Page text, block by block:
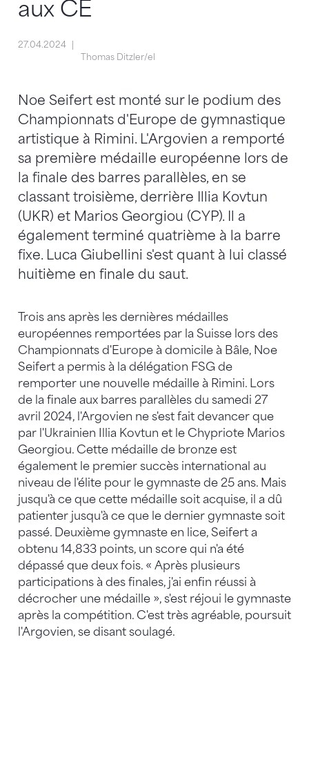
aux CE
27.04.2024
Thomas Ditzler/el
Noe Seifert est monté sur le podium des
Championnats d'Europe de gymnastique
artistique à Rimini. L'Argovien a remporté
sa première médaille européenne lors de
la finale des barres parallèles, en se
classant troisième, derrière Illia Kovtun
(UKR) et Marios Georgiou (CYP). Il a
également terminé quatrième à la barre
fixe. Luca Giubellini s'est quant à lui classé
huitième en finale du saut.
Trois ans après les dernières médailles
européennes remportées par la Suisse lors des
Championnats d'Europe à domicile à Bâle, Noe
Seifert a permis à la délégation FSG de
remporter une nouvelle médaille à Rimini. Lors
de la finale aux barres parallèles du samedi 27
avril 2024, l'Argovien ne s'est fait devancer que
par l'Ukrainien Illia Kovtun et le Chypriote Marios
Georgiou. Cette médaille de bronze est
également le premier succès international au
niveau de l'élite pour le gymnaste de 25 ans. Mais
jusqu'à ce que cette médaille soit acquise, il a dû
patienter jusqu'à ce que le dernier gymnaste soit
passé. Deuxième gymnaste en lice, Seifert a
obtenu 14,833 points, un score qui n'a été
dépassé que deux fois. « Après plusieurs
participations à des finales, j'ai enfin réussi à
décrocher une médaille », s'est réjoui le gymnaste
après la compétition. C'est très agréable, poursuit
l'Argovien, se disant soulagé.